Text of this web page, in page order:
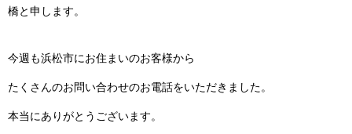
橋と申します。
今週も浜松市にお住まいのお客様から
たくさんのお問い合わせのお電話をいただきました。
本当にありがとうございます。